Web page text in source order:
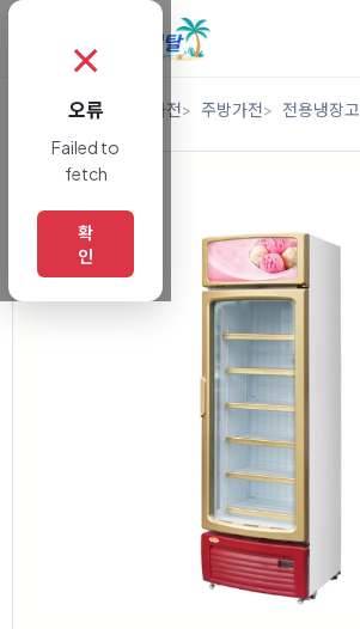
렌탈 디지털/가전 주방가전 전용냉장고
✗
오류
Failed to
fetch
확
인